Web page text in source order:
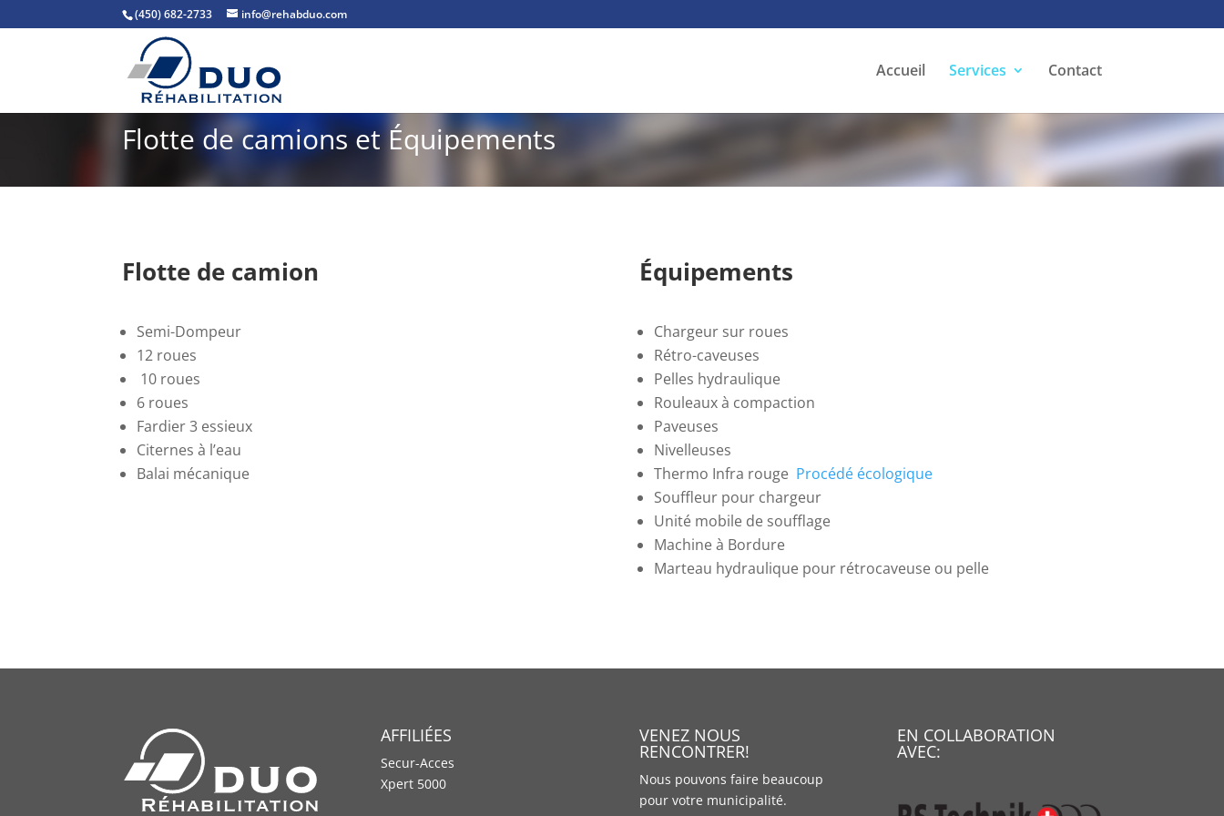
(450) 682-2733 info@rehabduo.com
Accueil Services Contact
Flotte de camions et Équipements
Flotte de camion
Semi-Dompeur
12 roues
10 roues
6 roues
Fardier 3 essieux
Citernes à l’eau
Balai mécanique
Équipements
Chargeur sur roues
Rétro-caveuses
Pelles hydraulique
Rouleaux à compaction
Paveuses
Nivelleuses
Thermo Infra rouge Procédé écologique
Souffleur pour chargeur
Unité mobile de soufflage
Machine à Bordure
Marteau hydraulique pour rétrocaveuse ou pelle
AFFILIÉES
Secur-Acces
Xpert 5000
VENEZ NOUS
RENCONTRER!
Nous pouvons faire beaucoup
pour votre municipalité.
EN COLLABORATION
AVEC: